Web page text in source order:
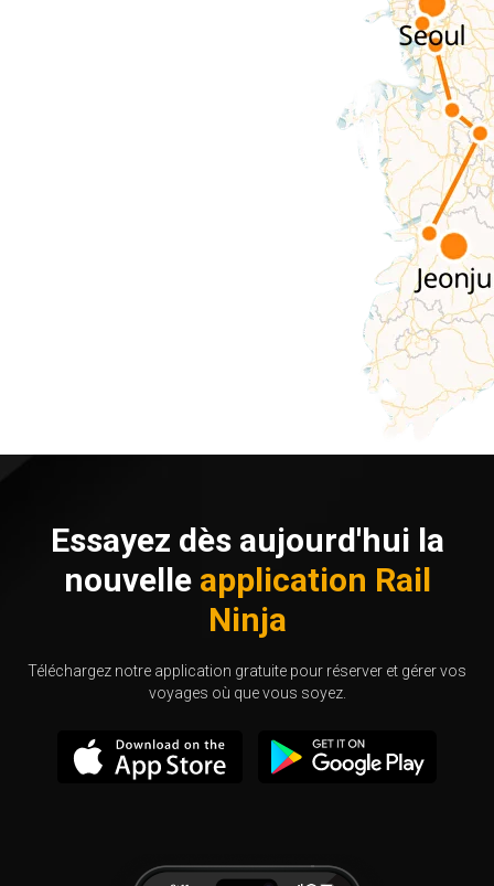
Essayez dès aujourd'hui la
nouvelle application Rail
Ninja
Téléchargez notre application gratuite pour réserver et gérer vos
voyages où que vous soyez.